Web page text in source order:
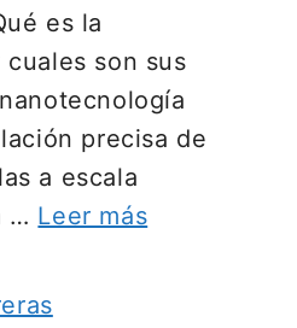
es la
son sus
precisa de
a escala
… Leer más